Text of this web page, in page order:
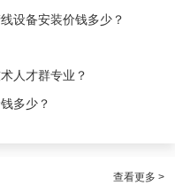
设备安装价钱多少？
人才群专业？
多少？
查看更多 >